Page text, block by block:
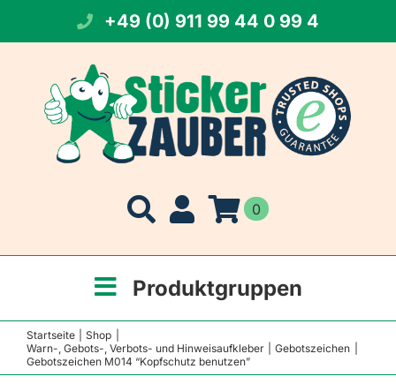
springen
+49 (0) 911 99 44 0 99 4
0
Produktgruppen
Startseite
Shop
Warn-, Gebots-, Verbots- und Hinweisaufkleber
Gebotszeichen
Gebotszeichen M014 “Kopfschutz benutzen”